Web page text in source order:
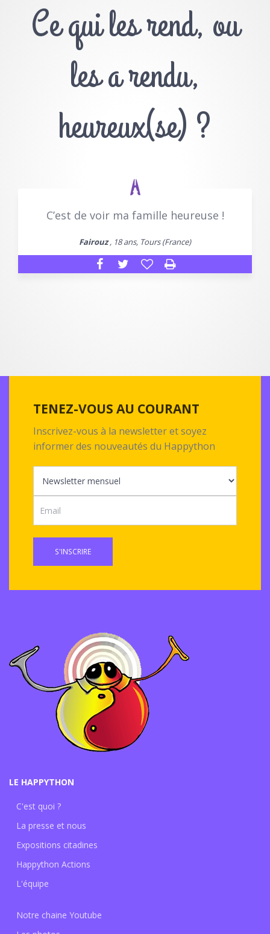
Ce qui les rend, ou
les a rendu,
heureux(se) ?
C’est de voir ma famille heureuse !
Fairouz, 18 ans, Tours (France)
TENEZ-VOUS AU COURANT
Inscrivez-vous à la newsletter et soyez
informer des nouveautés du Happython
S'INSCRIRE
LE HAPPYTHON
C'est quoi ?
La presse et nous
Expositions citadines
Happython Actions
L'équipe
Notre chaine Youtube